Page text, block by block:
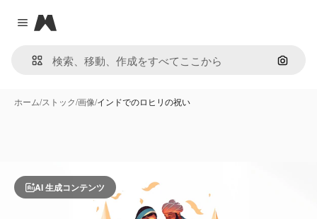
Close menu
Magnific
画像で
ホーム/ストック/画像/インドでのロヒリの祝い
AI 生成コンテンツ